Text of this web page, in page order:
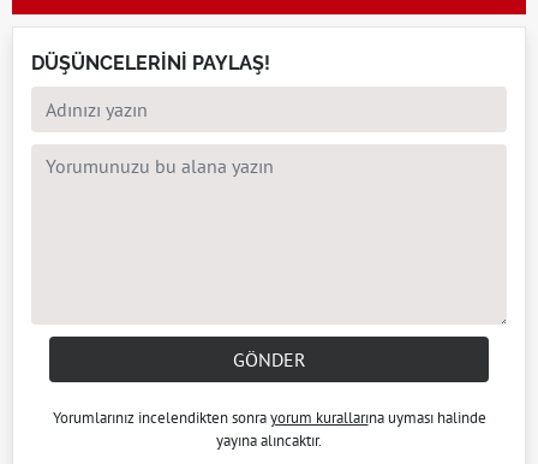
DÜŞÜNCELERİNİ PAYLAŞ!
GÖNDER
Yorumlarınız incelendikten sonrayorum kurallarına uyması halinde
yayına alıncaktır.